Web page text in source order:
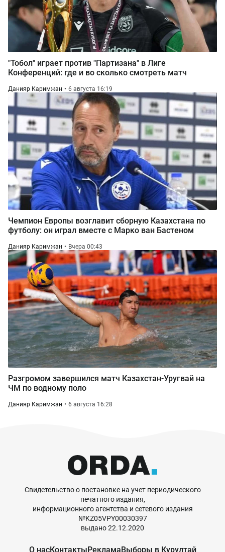
"Тобол" играет против "Партизана" в Лиге
Конференций: где и во сколько смотреть матч
Данияр Каримжан 6 августа 16:19
Чемпион Европы возглавит сборную Казахстана по
футболу: он играл вместе с Марко ван Бастеном
Данияр Каримжан Вчера 00:43
Разгромом завершился матч Казахстан-Уругвай на
ЧМ по водному поло
Данияр Каримжан 6 августа 16:28
Свидетельство о постановке на учет периодического
печатного издания,
информационного агентства и сетевого издания
№KZ05VPY00030397
выдано 22.12.2020
О насКонтактыРекламаВыборы в Курултай